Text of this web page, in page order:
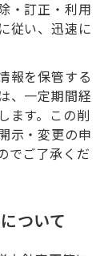
・訂正・利用
従い、迅速に
報を保管する
、一定期間経
ます。この削
示・変更の申
でご了承くだ
ついて